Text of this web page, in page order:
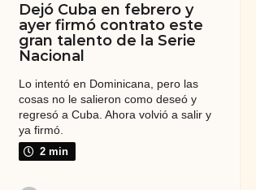
Dejó Cuba en febrero y
ayer firmó contrato este
gran talento de la Serie
Nacional
Lo intentó en Dominicana, pero las
cosas no le salieron como deseó y
regresó a Cuba. Ahora volvió a salir y
ya firmó.
2 min